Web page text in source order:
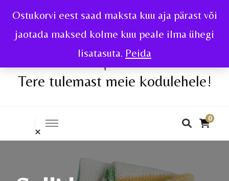
Ostukorvi eest saad maksta kuu aja pärast või
jaotada maksed kolme kuu peale ilma ühegi
lisatasuta. Peida
Tere tulemast meie kodulehele!
0